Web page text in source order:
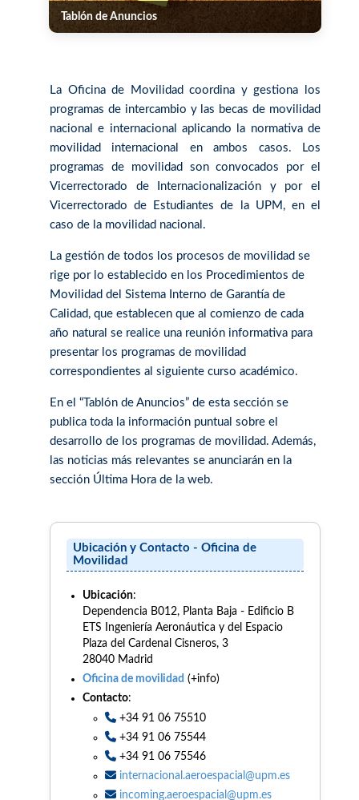
Tablón de Anuncios
La Oficina de Movilidad coordina y gestiona los
programas de intercambio y las becas de movilidad
nacional e internacional aplicando la normativa de
movilidad internacional en ambos casos. Los
programas de movilidad son convocados por el
Vicerrectorado de Internacionalización y por el
Vicerrectorado de Estudiantes de la UPM, en el
caso de la movilidad nacional.
La gestión de todos los procesos de movilidad se
rige por lo establecido en los Procedimientos de
Movilidad del Sistema Interno de Garantía de
Calidad, que establecen que al comienzo de cada
año natural se realice una reunión informativa para
presentar los programas de movilidad
correspondientes al siguiente curso académico.
En el “Tablón de Anuncios” de esta sección se
publica toda la información puntual sobre el
desarrollo de los programas de movilidad. Además,
las noticias más relevantes se anunciarán en la
sección Última Hora de la web.
Ubicación y Contacto - Oficina de
Movilidad
Ubicación:
Dependencia B012, Planta Baja - Edificio B
ETS Ingeniería Aeronáutica y del Espacio
Plaza del Cardenal Cisneros, 3
28040 Madrid
Oficina de movilidad (+info)
Contacto:
+34 91 06 75510
+34 91 06 75544
+34 91 06 75546
internacional.aeroespacial@upm.es
incoming.aeroespacial@upm.es